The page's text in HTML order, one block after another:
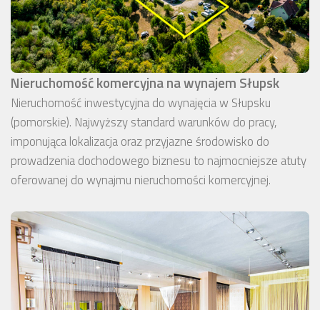
Nieruchomość komercyjna na wynajem Słupsk
Nieruchomość inwestycyjna do wynajęcia w Słupsku
(pomorskie). Najwyższy standard warunków do pracy,
imponująca lokalizacja oraz przyjazne środowisko do
prowadzenia dochodowego biznesu to najmocniejsze atuty
oferowanej do wynajmu nieruchomości komercyjnej.